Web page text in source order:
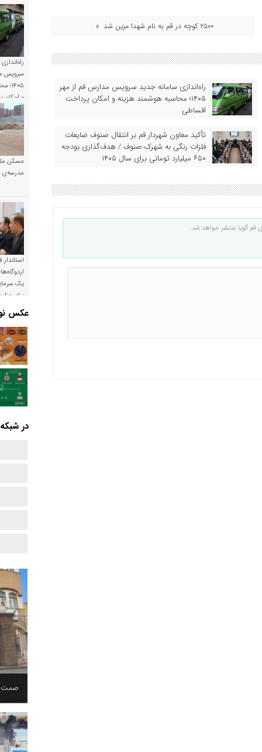
۲۵۰۰ کوچه در قم به نام شهدا مزین شد »
راه‌اندازی سامانه جدید سرویس مدارس قم از مهر
۱۴۰۵؛ محاسبه هوشمند هزینه و امکان پرداخت
اقساطی
تأکید معاون شهردار قم بر انتقال صنوف ضایعات
فلزات رنگی به شهرک صنوف / هدف‌گذاری بودجه
۶۵۰ میلیارد تومانی برای سال ۱۴۰۵
قم گویا منتشر خواهد شد.
سرویس
و امکان
مسکن
مدرسه‌ی
یک
برای
است
عکس
در
صمت